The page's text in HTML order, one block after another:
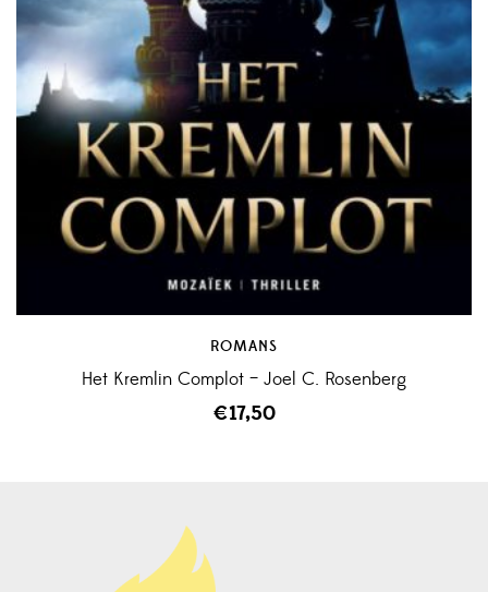
ROMANS
Het Kremlin Complot – Joel C. Rosenberg
€17,50